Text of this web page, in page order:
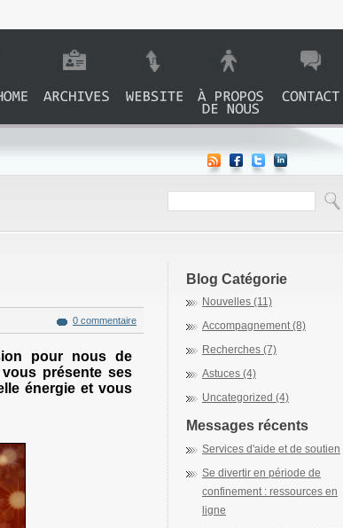
0 commentaire
pour nous de
présente ses
énergie et vous
Blog Catégorie
Nouvelles (11)
Accompagnement (8)
Recherches (7)
Astuces (4)
Uncategorized (4)
Messages récents
Services d'aide et de soutien
Se divertir en période de
confinement : ressources en
ligne
Alcool
nous